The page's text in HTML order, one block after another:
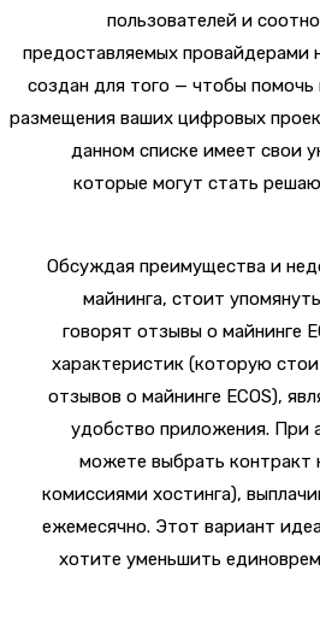
пользователей и
предоставляемых
создан для того — чтобы
размещения ваших
данном списке имеет
которые могут
Обсуждая
майнинга, стоит
говорят отзывы о
характеристик
отзывов о майнинге
удобство
можете выбрать
комиссиями хостинга),
ежемесячно. Этот
хотите уменьшить